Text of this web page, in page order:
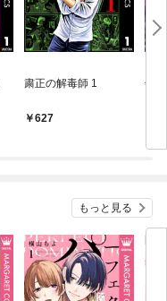
粛正の解毒師 1
627
怨
もっと見る